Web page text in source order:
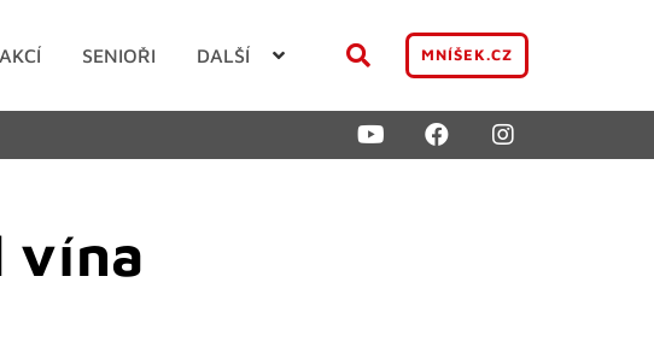
SENIOŘI DALŠÍ MNÍŠEK.CZ
vína